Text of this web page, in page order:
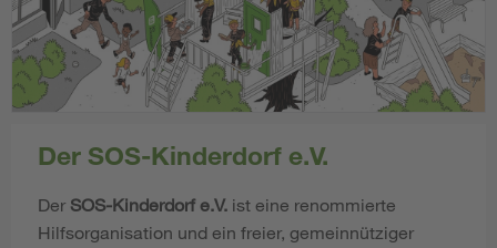
Der SOS-Kinderdorf e.V.
Der SOS-Kinderdorf e.V. ist eine renommierte
Hilfsorganisation und ein freier, gemeinnütziger